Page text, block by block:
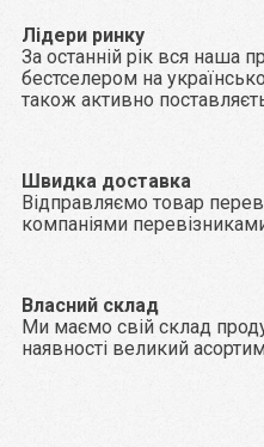
Лідери ринку
За останній рік вся наша
бестселером на
також активно
Швидка доставка
Відправляємо товар
компаніями
Власний склад
Ми маємо свій склад
наявності великий